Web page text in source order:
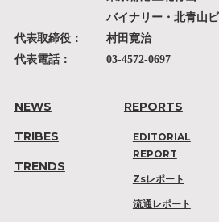
バイナリー・北青山
代表取締役：
村田寛治
代表電話：
03-4572-0697
NEWS
TRIBES
TRENDS
REPORTS
EDITORIAL
REPORT
Zsレポート
流通レポート